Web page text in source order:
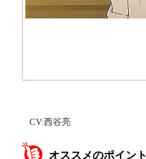
CV:西谷亮
オススメのポイント